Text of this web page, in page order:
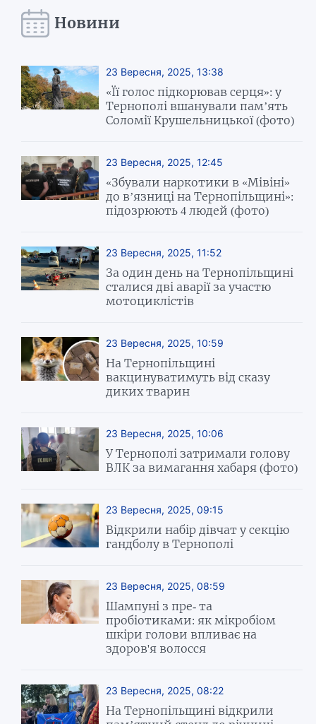
Новини
23 Вересня, 2025, 13:38
«Її голос підкорював серця»: у
Тернополі вшанували пам’ять
Соломії Крушельницької (фото)
23 Вересня, 2025, 12:45
«Збували наркотики в «Мівіні»
до в’язниці на Тернопільщині»:
підозрюють 4 людей (фото)
23 Вересня, 2025, 11:52
За один день на Тернопільщині
сталися дві аварії за участю
мотоциклістів
23 Вересня, 2025, 10:59
На Тернопільщині
вакцинуватимуть від сказу
диких тварин
23 Вересня, 2025, 10:06
У Тернополі затримали голову
ВЛК за вимагання хабаря (фото)
23 Вересня, 2025, 09:15
Відкрили набір дівчат у секцію
гандболу в Тернополі
23 Вересня, 2025, 08:59
Шампуні з пре- та
пробіотиками: як мікробіом
шкіри голови впливає на
здоров'я волосся
23 Вересня, 2025, 08:22
На Тернопільщині відкрили